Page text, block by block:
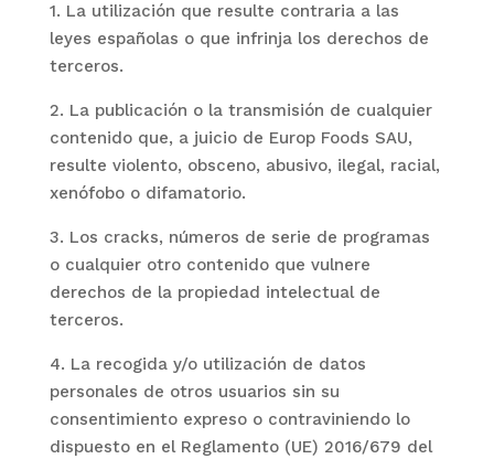
1. La utilización que resulte contraria a las
leyes españolas o que infrinja los derechos de
terceros.
2. La publicación o la transmisión de cualquier
contenido que, a juicio de Europ Foods SAU,
resulte violento, obsceno, abusivo, ilegal, racial,
xenófobo o difamatorio.
3. Los cracks, números de serie de programas
o cualquier otro contenido que vulnere
derechos de la propiedad intelectual de
terceros.
4. La recogida y/o utilización de datos
personales de otros usuarios sin su
consentimiento expreso o contraviniendo lo
dispuesto en el Reglamento (UE) 2016/679 del